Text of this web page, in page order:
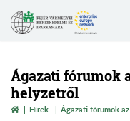
Ágazati fórumok
helyzetről
Hírek Ágazati fórumok